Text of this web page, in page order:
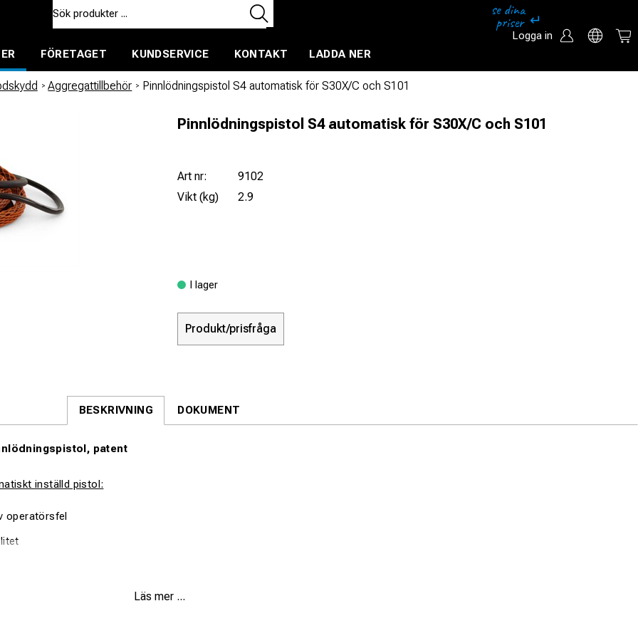
Logga in
FÖRETAGET KUNDSERVICE KONTAKT LADDA NER
/ Aggregattillbehör / Pinnlödningspistol S4 automatisk för S30X/C och S101
Pinnlödningspistol S4 automatisk för S30X/C och S101
Art nr:
9102
Vikt (kg)
2.9
I lager
Produkt/prisfråga
BESKRIVNING DOKUMENT
patent
inställd pistol:
operatörsfel
Läs mer ...